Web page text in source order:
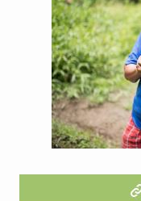
JPG